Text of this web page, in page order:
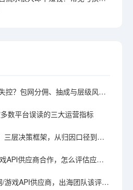
代理体系怎么设计才不失控？包网分佣、抽成与层级风险详解
数平台误读的三大运营指标
渠道ROI归因模型选型：三层决策框架，从归因口径到获客成本上限
和 Win Gaming 这类游戏API供应商合作，怎么评估应急响应能力？根因定位与自保思路
选Win Gaming这类包网/游戏API供应商，出海团队该评估哪些维度